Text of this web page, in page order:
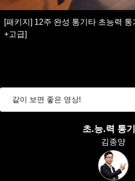
[패키지] 12주 완성 통기타 초능력 통
+고급]
같이 보면 좋은 영상!
초.능.력 통
김종양